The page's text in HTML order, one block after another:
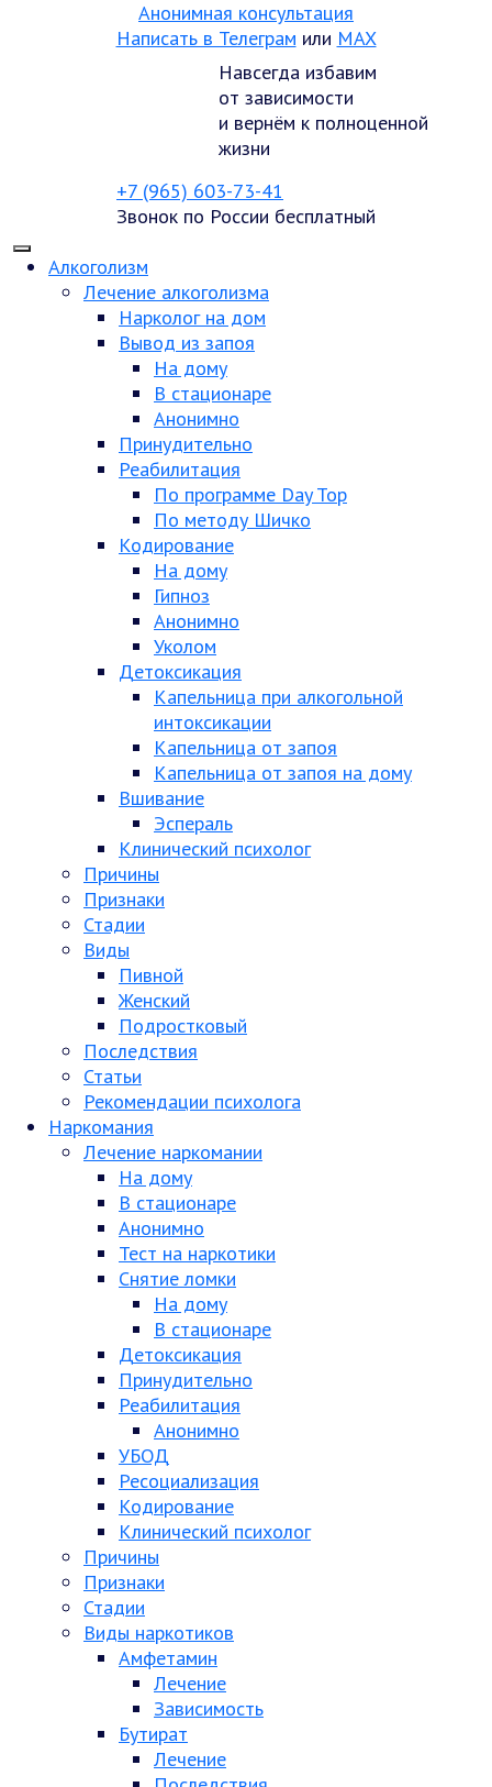
Анонимная консультация
Написать в Телеграм или MAX
Навсегда избавим
от зависимости
и вернём к полноценной
жизни
+7 (965) 603-73-41
Звонок по России бесплатный
Алкоголизм
Лечение алкоголизма
Нарколог на дом
Вывод из запоя
На дому
В стационаре
Анонимно
Принудительно
Реабилитация
По программе Day Top
По методу Шичко
Кодирование
На дому
Гипноз
Анонимно
Уколом
Детоксикация
Капельница при алкогольной
интоксикации
Капельница от запоя
Капельница от запоя на дому
Вшивание
Эспераль
Клинический психолог
Причины
Признаки
Стадии
Виды
Пивной
Женский
Подростковый
Последствия
Статьи
Рекомендации психолога
Наркомания
Лечение наркомании
На дому
В стационаре
Анонимно
Тест на наркотики
Снятие ломки
На дому
В стационаре
Детоксикация
Принудительно
Реабилитация
Анонимно
УБОД
Ресоциализация
Кодирование
Клинический психолог
Причины
Признаки
Стадии
Виды наркотиков
Амфетамин
Лечение
Зависимость
Бутират
Лечение